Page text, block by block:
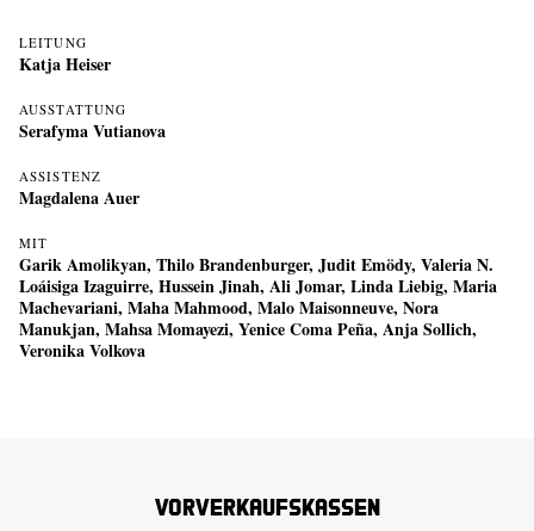
LEITUNG
Katja Heiser
AUSSTATTUNG
Serafyma Vutianova
ASSISTENZ
Magdalena Auer
MIT
Garik Amolikyan, Thilo Brandenburger, Judit Emödy, Valeria N.
Loáisiga Izaguirre, Hussein Jinah, Ali Jomar, Linda Liebig, Maria
Machevariani, Maha Mahmood, Malo Maisonneuve, Nora
Manukjan, Mahsa Momayezi, Yenice Coma Peña, Anja Sollich,
Veronika Volkova
Vorverkaufskassen